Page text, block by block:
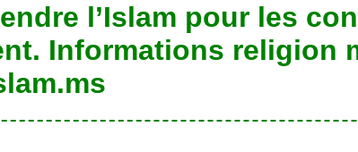
l’Islam pour les
Informations religion